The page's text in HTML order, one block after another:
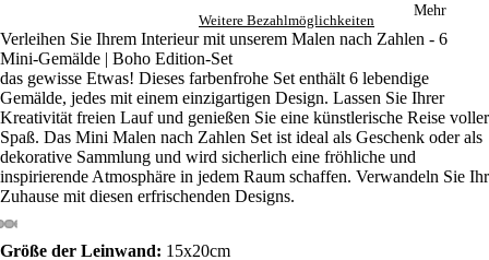
Mehr
Weitere Bezahlmöglichkeiten
Verleihen Sie Ihrem Interieur mit unserem Malen nach Zahlen - 6
Mini-Gemälde | Boho Edition-Set
das gewisse Etwas! Dieses farbenfrohe Set enthält 6 lebendige
Gemälde, jedes mit einem einzigartigen Design. Lassen Sie Ihrer
Kreativität freien Lauf und genießen Sie eine künstlerische Reise voller
Spaß. Das Mini Malen nach Zahlen Set ist ideal als Geschenk oder als
dekorative Sammlung und wird sicherlich eine fröhliche und
inspirierende Atmosphäre in jedem Raum schaffen. Verwandeln Sie Ihr
Zuhause mit diesen erfrischenden Designs.
Größe der Leinwand: 15x20cm